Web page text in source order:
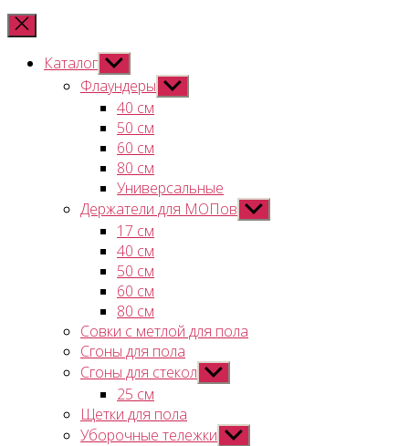
Каталог Показывать
подменю
Флаундеры Показывать
подменю
40 см
50 см
60 см
80 см
Универсальные
Держатели для МОПов Показывать
подменю
17 см
40 см
50 см
60 см
80 см
Совки с метлой для пола
Сгоны для пола
Сгоны для стекол Показывать
подменю
25 см
Щетки для пола
Уборочные тележки Показывать